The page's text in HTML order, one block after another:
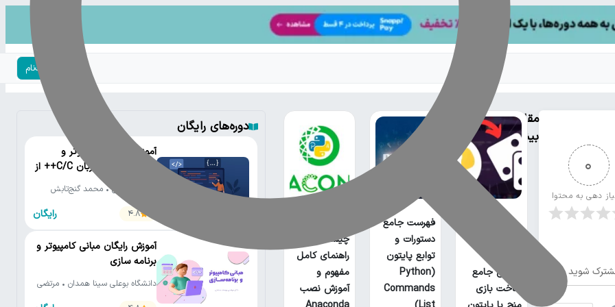
ورود | ثبت‌نام
0
دهی به محتوا
شوید
مقالات
بیشتر
آموزش جامع
ساخت بازی
فهرست جامع
دستورات و
توابع پایتون
(Python
Commands
چیست؟
راهنمای کامل
مفهوم و
آموزش نصب
دوره‌های رایگان
آموزش رایگان کامپیوتر و
برنامه‌نویسی به زبان C/C++ از
مقدماتی تا پیشرفته
دانشگاه تهران • محمد گنج‌تابش
4.8
رایگان
آموزش رایگان مبانی کامپیوتر و
برنامه سازی
دانشگاه بوعلی سینا همدان • مرتضی